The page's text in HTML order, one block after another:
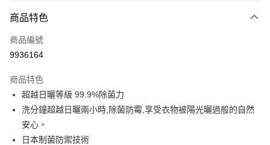
超商取貨付款
LINE Pay
街口支付
悠遊付
Google Pay
商品特色
商品編號
9936164
商品特色
超越日曬等級 99.9%除菌力
洗分鐘超越日曬兩小時,除菌防霉,享受衣物被陽光曬過般的自然
安心。
日本制菌防禦技術